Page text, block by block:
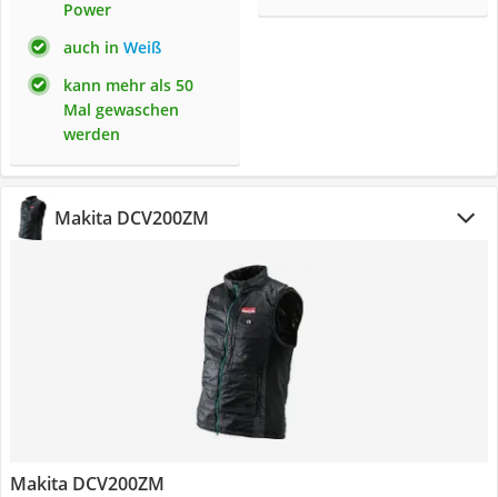
Power
auch in Weiß
kann mehr als 50
Mal gewaschen
werden
Makita DCV200ZM
Makita DCV200ZM